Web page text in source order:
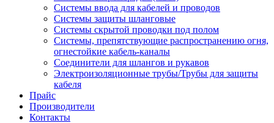
Системы ввода для кабелей и проводов
Системы защиты шланговые
Системы скрытой проводки под полом
Системы, препятствующие распространению огня,
огнестойкие кабель-каналы
Соединители для шлангов и рукавов
Электроизоляционные трубы/Трубы для защиты
кабеля
Прайс
Производители
Контакты